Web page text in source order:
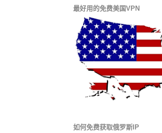
最好用的免费美国VPN
如何免费获取俄罗斯IP